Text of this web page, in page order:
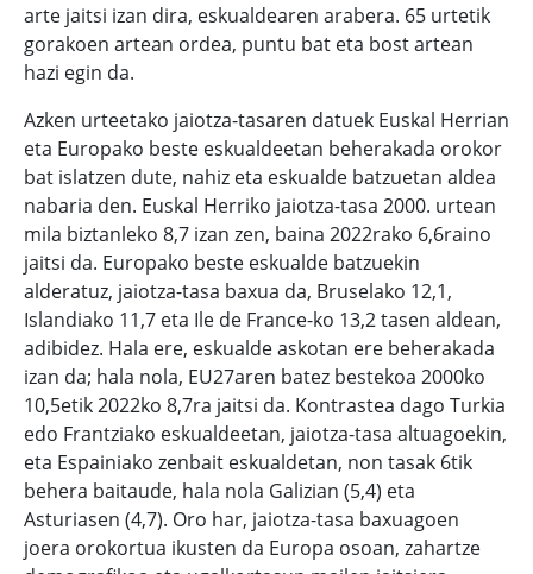
arte jaitsi izan dira, eskualdearen arabera. 65 urtetik
gorakoen artean ordea, puntu bat eta bost artean
hazi egin da.
Azken urteetako jaiotza-tasaren datuek Euskal Herrian
eta Europako beste eskualdeetan beherakada orokor
bat islatzen dute, nahiz eta eskualde batzuetan aldea
nabaria den. Euskal Herriko jaiotza-tasa 2000. urtean
mila biztanleko 8,7 izan zen, baina 2022rako 6,6raino
jaitsi da. Europako beste eskualde batzuekin
alderatuz, jaiotza-tasa baxua da, Bruselako 12,1,
Islandiako 11,7 eta Ile de France-ko 13,2 tasen aldean,
adibidez. Hala ere, eskualde askotan ere beherakada
izan da; hala nola, EU27aren batez bestekoa 2000ko
10,5etik 2022ko 8,7ra jaitsi da. Kontrastea dago Turkia
edo Frantziako eskualdeetan, jaiotza-tasa altuagoekin,
eta Espainiako zenbait eskualdetan, non tasak 6tik
behera baitaude, hala nola Galizian (5,4) eta
Asturiasen (4,7). Oro har, jaiotza-tasa baxuagoen
joera orokortua ikusten da Europa osoan, zahartze